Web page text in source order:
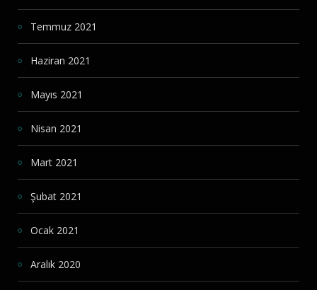
Temmuz 2021
Haziran 2021
Mayıs 2021
Nisan 2021
Mart 2021
Şubat 2021
Ocak 2021
Aralık 2020